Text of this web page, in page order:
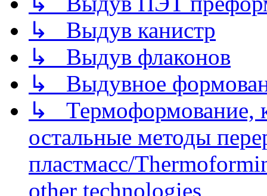
↳ Выдув канистр
↳ Выдув флаконов
↳ Выдувное
↳ Термоформование,
остальные методы
пластмасс/
other technologies